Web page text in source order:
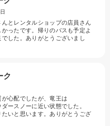
とレンタルショップの店員さん
ったです。帰りのバスも予定よ
した。ありがとうございまし
ク
心配でしたが、竜王は
ースノーに近い状態でした。
たいと思います。ありがとうござ